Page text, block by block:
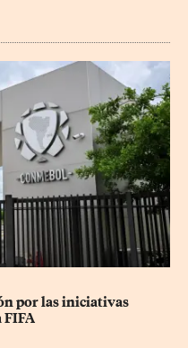
por las iniciativas
FIFA